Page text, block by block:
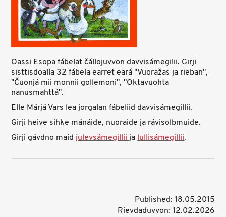
Oassi Esopa fábelat čállojuvvon davvisámegilii. Girji
sisttisdoalla 32 fábela earret eará "Vuoražas ja rieban",
"Čuonjá mii monnii gollemoni", "Oktavuohta
nanusmahttá".
Elle Márjá Vars lea jorgalan fábeliid davvisámegillii.
Girji heive sihke mánáide, nuoraide ja rávisolbmuide.
Girji gávdno maidjulevsámegilliijalullisámegillii.
Published: 18.05.2015
Rievdaduvvon: 12.02.2026